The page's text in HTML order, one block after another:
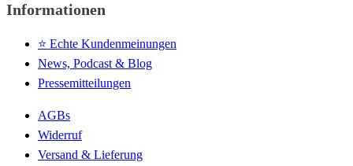
Informationen
⭐️ Echte Kundenmeinungen
News, Podcast & Blog
Pressemitteilungen
AGBs
Widerruf
Versand & Lieferung